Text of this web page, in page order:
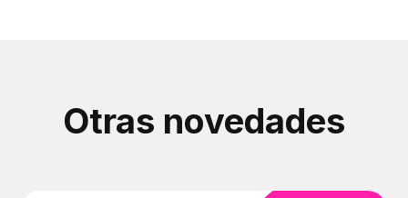
Otras novedades